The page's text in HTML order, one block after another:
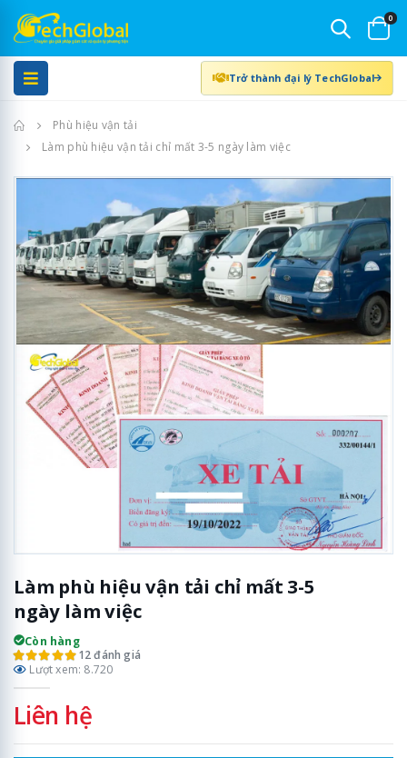
0
Trở thành đại lý TechGlobal
Trang chủPhù hiệu vận tải
Làm phù hiệu vận tải chỉ mất 3-5 ngày làm việc
Làm phù hiệu vận tải chỉ mất 3-5
ngày làm việc
Còn hàng
12 đánh giá
Lượt xem: 8.720
Liên hệ